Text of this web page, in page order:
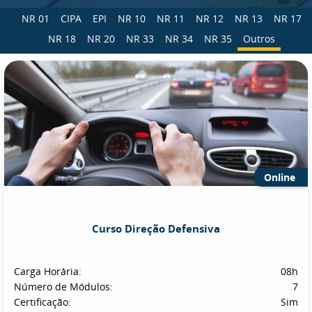
NR 01 CIPA EPI NR 10 NR 11 NR 12 NR 13
NR 17
NR 18
NR 20 NR 33 NR 34 NR 35 Outros
Online
Curso Direção Defensiva
Carga Horária:
08h
Número de Módulos:
7
Certificação:
Sim